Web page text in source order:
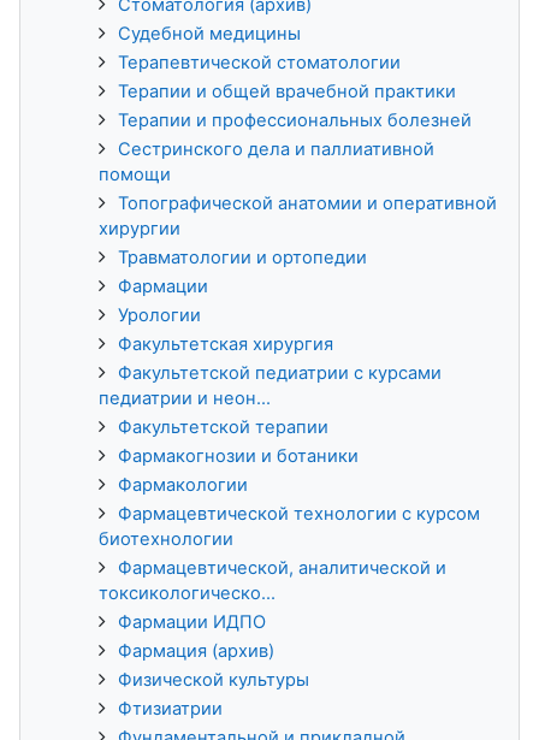
Стоматология (архив)
Судебной медицины
Терапевтической стоматологии
Терапии и общей врачебной практики
Терапии и профессиональных болезней
Сестринского дела и паллиативной
помощи
Топографической анатомии и оперативной
хирургии
Травматологии и ортопедии
Фармации
Урологии
Факультетская хирургия
Факультетской педиатрии с курсами
педиатрии и неон...
Факультетской терапии
Фармакогнозии и ботаники
Фармакологии
Фармацевтической технологии с курсом
биотехнологии
Фармацевтической, аналитической и
токсикологическо...
Фармации ИДПО
Фармация (архив)
Физической культуры
Фтизиатрии